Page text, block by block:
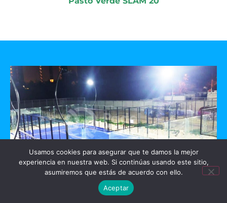
Usamos cookies para asegurar que te damos la mejor
experiencia en nuestra web. Si continúas usando este sitio,
asumiremos que estás de acuerdo con ello.
Aceptar